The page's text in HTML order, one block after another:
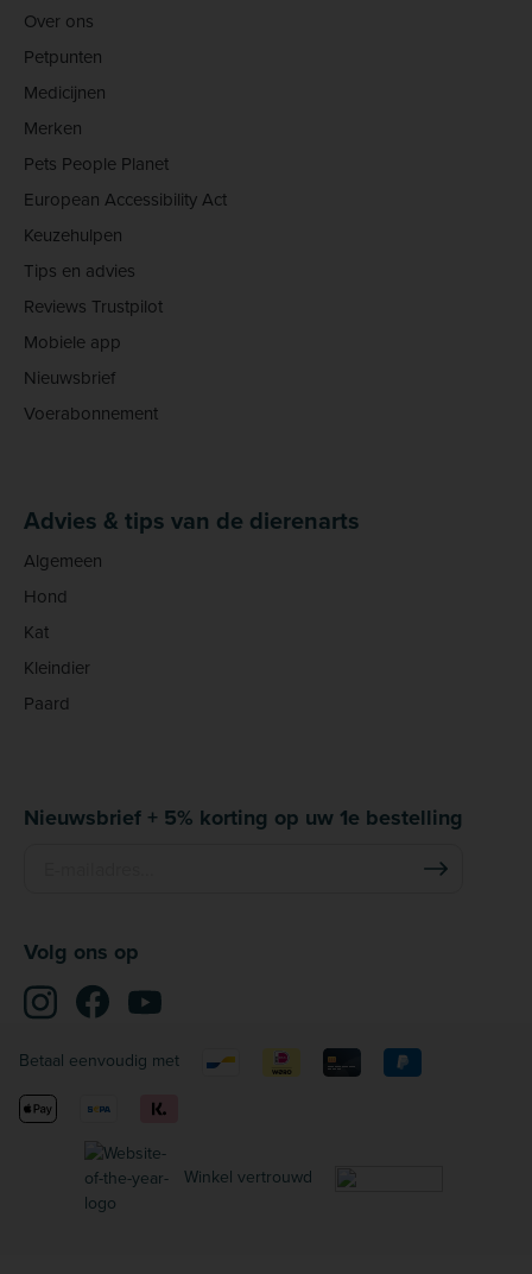
Over ons
Petpunten
Medicijnen
Merken
Pets People Planet
European Accessibility Act
Keuzehulpen
Tips en advies
Reviews Trustpilot
Mobiele app
Nieuwsbrief
Voerabonnement
Advies & tips van de dierenarts
Algemeen
Hond
Kat
Kleindier
Paard
Nieuwsbrief + 5% korting op uw 1e bestelling
Volg ons op
Betaal eenvoudig met
Winkel vertrouwd